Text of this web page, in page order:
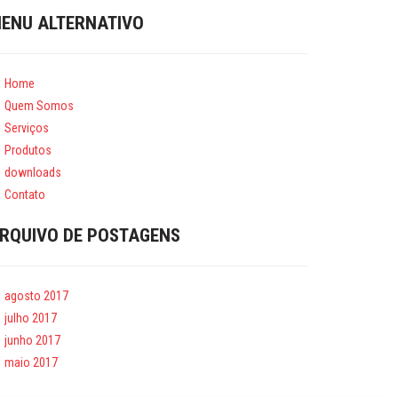
ALTERNATIVO
Home
Quem Somos
Serviços
Produtos
downloads
Contato
DE POSTAGENS
agosto 2017
julho 2017
junho 2017
maio 2017